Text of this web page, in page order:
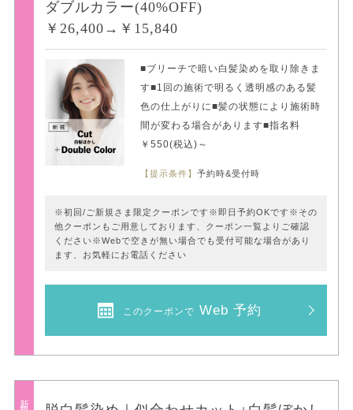
ダブルカラー(40%OFF)
￥26,400→￥15,840
■ブリーチで暗い白髪染めを取り除きま
す■1回の施術で明るく透明感のある髪
色の仕上がりに■髪の状態により施術時
間が変わる場合があります■指名料
￥550(税込)～
【提示条件】予約時&受付時
※初回/ご新規さま限定クーポンです※即日予約OKです※その
他クーポンもご用意しております、クーポン一覧よりご確認
ください※Webで空きが無い場合でも受付可能な場合があり
ます、お気軽にお電話ください
このクーポンで Web 予約
新規